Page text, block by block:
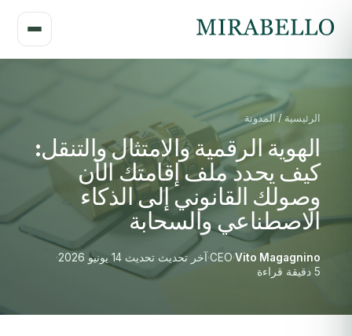
الرئيسية / المدونة
الهوية الرقمية والامتثال والتنقل:
كيف يحدد ملف إقامتك الآن
وصولك القانوني إلى الذكاء
الاصطناعي والسحابة
Vito Magagnino
·
CEO
·آخر تحديث تحديث 14 يونيو 2026
·
5 دقيقة قراءة